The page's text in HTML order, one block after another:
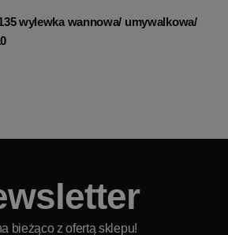
wylewka wannowa/ umywalkowa/
bieżąco z ofertą sklepu!